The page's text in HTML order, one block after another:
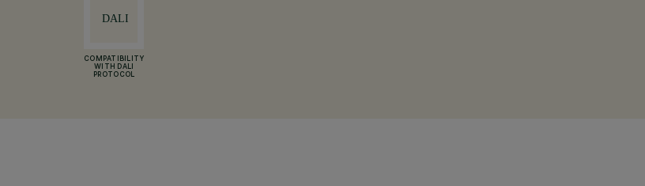
COMPATIBILITY
WITH DALI
PROTOCOL